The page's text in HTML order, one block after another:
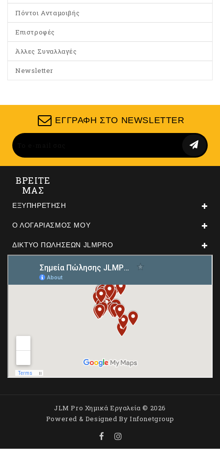
Πόντοι Ανταμοιβής
Επιστροφές
Άλλες Συναλλαγές
Newsletter
ΕΓΓΡΑΦΉ ΣΤΟ NEWSLETTER
ΒΡΕΙΤΕ
ΜΑΣ
ΕΞΥΠΗΡΈΤΗΣΗ
Ο ΛΟΓΑΡΙΑΣΜΌΣ ΜΟΥ
ΔΊΚΤΥΟ ΠΩΛΉΣΕΩΝ JLMPRO
JLM Pro Χημικά Εργαλεία © 2026
Powered & Designed By Infonetgroup